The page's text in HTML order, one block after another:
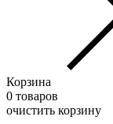
Корзина
0 товаров
очистить корзину